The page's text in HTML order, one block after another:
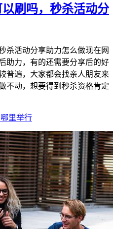
刷吗，秒杀活动分
杀活动分享助力怎么做现在网
助力，有的还需要分享后的好
普遍，大家都会找亲人朋友来
不动，想要得到秒杀资格肯定
里举行